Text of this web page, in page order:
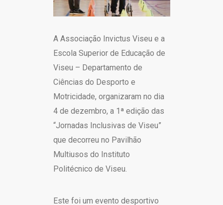
A Associação Invictus Viseu e a
Escola Superior de Educação de
Viseu – Departamento de
Ciências do Desporto e
Motricidade, organizaram no dia
4 de dezembro, a 1ª edição das
“Jornadas Inclusivas de Viseu”
que decorreu no Pavilhão
Multiusos do Instituto
Politécnico de Viseu.
Este foi um evento desportivo